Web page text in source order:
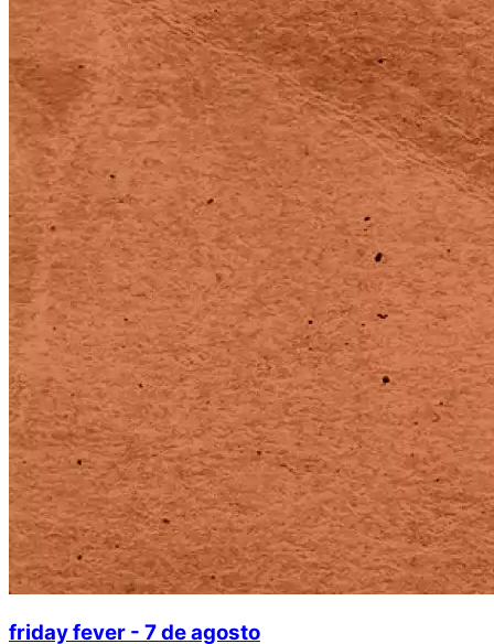
friday fever - 7 de agosto